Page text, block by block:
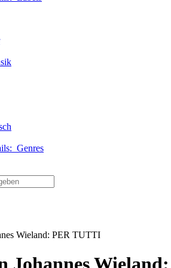
Genres
Wieland: PER TUTTI